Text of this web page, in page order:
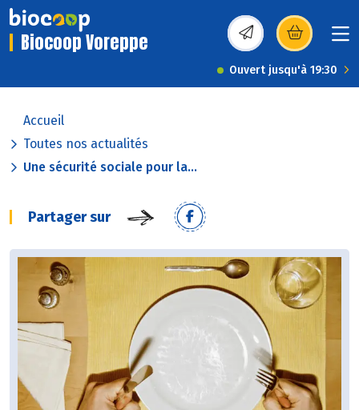
Biocoop Voreppe (s’ouvre dans une
Ouvert jusqu'à 19:30
Accueil
Toutes nos actualités
Une sécurité sociale pour la...
Partager sur